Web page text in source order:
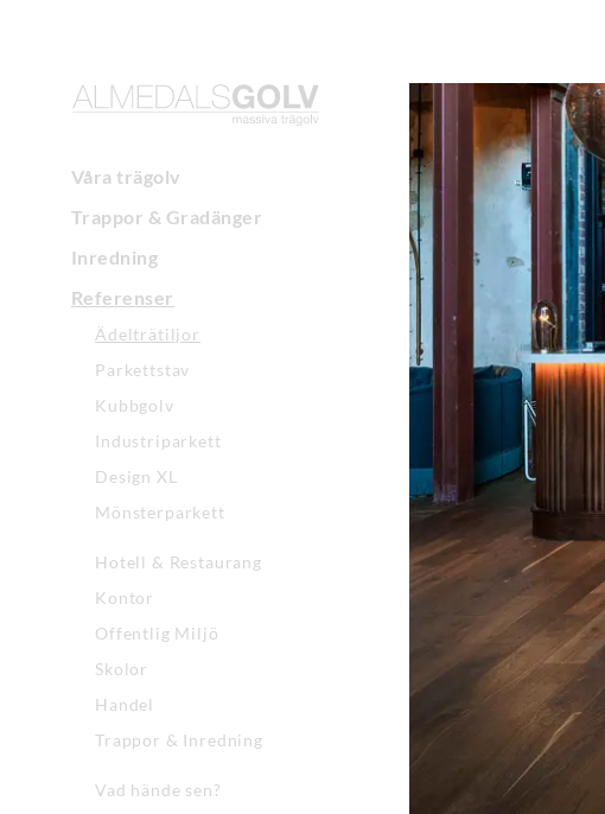
Våra trägolv
Trappor & Gradänger
Inredning
Referenser
Ädelträtiljor
Parkettstav
Kubbgolv
Industriparkett
Design XL
Mönsterparkett
Hotell & Restaurang
Kontor
Offentlig Miljö
Skolor
Handel
Trappor & Inredning
Vad hände sen?